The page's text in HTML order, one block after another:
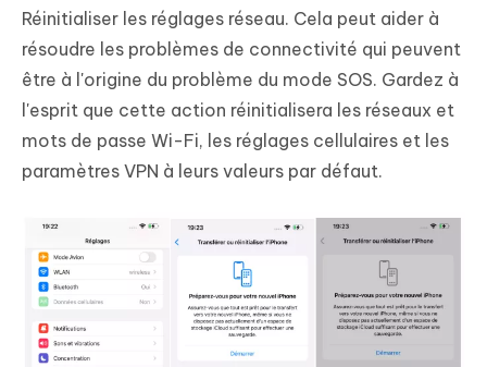
Réinitialiser les réglages réseau. Cela peut aider à
résoudre les problèmes de connectivité qui peuvent
être à l'origine du problème du mode SOS. Gardez à
l'esprit que cette action réinitialisera les réseaux et
mots de passe Wi-Fi, les réglages cellulaires et les
paramètres VPN à leurs valeurs par défaut.